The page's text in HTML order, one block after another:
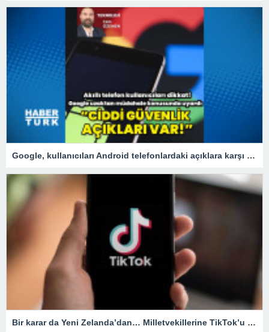
Google, kullanıcıları Android telefonlardaki açıklara karşı uyardı!
Bir karar da Yeni Zelanda’dan… Milletvekillerine TikTok’u yasaklıyorlar!